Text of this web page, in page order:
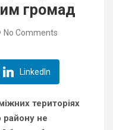
громад
No Comments
LinkedIn
територіях
району не